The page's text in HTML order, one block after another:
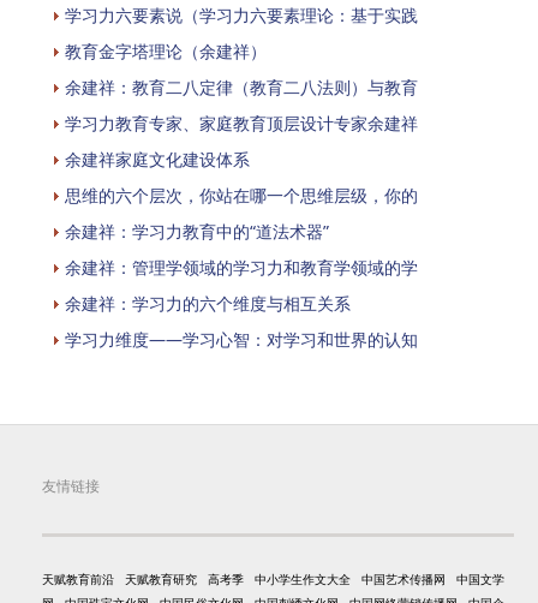
学习力六要素说（学习力六要素理论：基于实践
教育金字塔理论（余建祥）
余建祥：教育二八定律（教育二八法则）与教育
学习力教育专家、家庭教育顶层设计专家余建祥
余建祥家庭文化建设体系
思维的六个层次，你站在哪一个思维层级，你的
余建祥：学习力教育中的“道法术器”
余建祥：管理学领域的学习力和教育学领域的学
余建祥：学习力的六个维度与相互关系
学习力维度——学习心智：对学习和世界的认知
友情链接
天赋教育前沿 天赋教育研究 高考季 中小学生作文大全 中国艺术传播网
中国文学